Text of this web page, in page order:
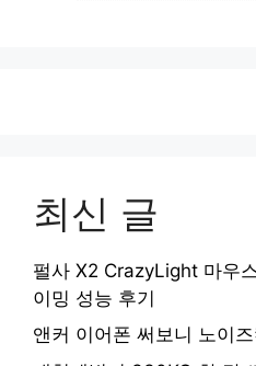
최신 글
펄사 X2 CrazyLight 마우
이밍 성능 후기
앤커 이어폰 써보니 노이